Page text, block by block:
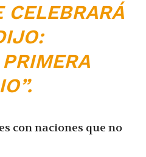
CELEBRARÁ
con naciones que no